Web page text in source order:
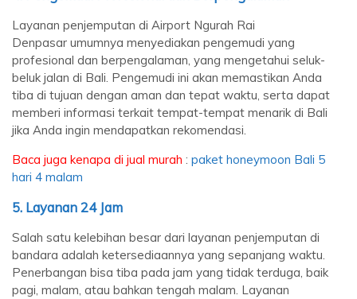
Layanan penjemputan di Airport Ngurah Rai
Denpasar umumnya menyediakan pengemudi yang
profesional dan berpengalaman, yang mengetahui seluk-
beluk jalan di Bali. Pengemudi ini akan memastikan Anda
tiba di tujuan dengan aman dan tepat waktu, serta dapat
memberi informasi terkait tempat-tempat menarik di Bali
jika Anda ingin mendapatkan rekomendasi.
Baca juga kenapa di jual murah : paket honeymoon Bali 5
hari 4 malam
5. Layanan 24 Jam
Salah satu kelebihan besar dari layanan penjemputan di
bandara adalah ketersediaannya yang sepanjang waktu.
Penerbangan bisa tiba pada jam yang tidak terduga, baik
pagi, malam, atau bahkan tengah malam. Layanan